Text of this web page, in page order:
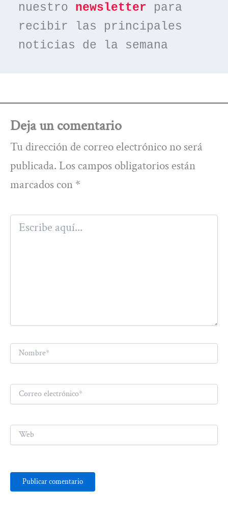
nuestro newsletter para
recibir las principales
noticias de la semana
Deja un comentario
Tu dirección de correo electrónico no será
publicada. Los campos obligatorios están
marcados con *
Escribe
aquí...
Nombre*
Correo
electrónico*
Web